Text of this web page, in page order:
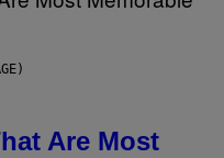
Are Most